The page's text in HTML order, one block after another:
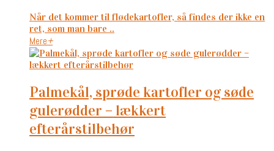
Når det kommer til flødekartofler, så findes der ikke en
ret, som man bare ..
Mere+
palmekål, sprøde kartofler og søde
gulerødder – lækkert
efterårstilbehør